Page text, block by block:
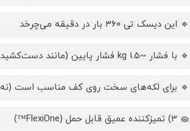
🔹 این دیسک تی ۳۶۰ بار در دقیقه می‌چرخد
🔹 با فشار ~1.5 kg فشار پایین (مانند دست‌کشیدن تی روی زمین)
🔹 برای لکه‌های سخت روی کف مناسب است
🧽 3) تمیزکننده عمیق قابل حمل (FlexiOne™)